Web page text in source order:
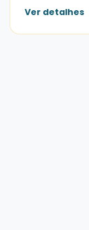
Ver detalhes